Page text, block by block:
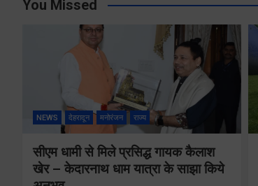
You Missed
NEWS देहरादून मनोरंजन राज्य
सीएम धामी से मिले प्रसिद्ध गायक कैलाश
खेर – केदारनाथ धाम यात्रा के साझा किये